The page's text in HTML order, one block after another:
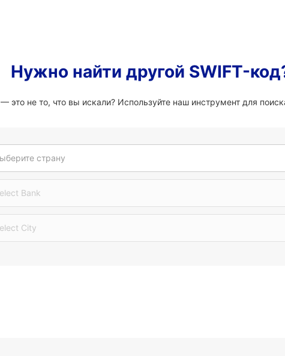
Нужно найти другой SWIFT-
— это не то, что вы искали? Используйте наш инструмент для
страну
Bank
City